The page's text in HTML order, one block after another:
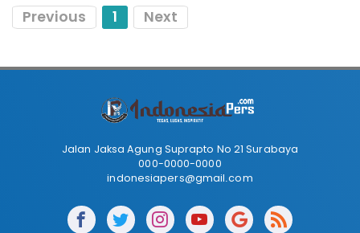
Previous 1 Next
Jalan Jaksa Agung Suprapto No 21 Surabaya
000-0000-0000
indonesiapers@gmail.com